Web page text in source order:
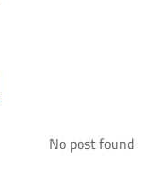
No post found